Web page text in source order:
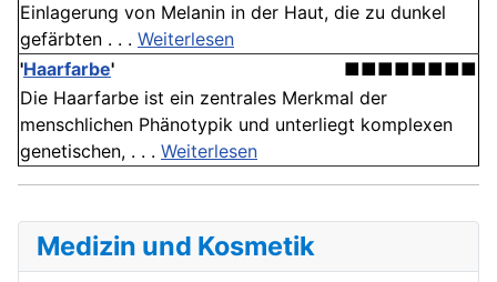
Einlagerung von Melanin in der Haut, die zu dunkel
gefärbten . . . Weiterlesen
'Haarfarbe'
■■■■■■■■
Die Haarfarbe ist ein zentrales Merkmal der
menschlichen Phänotypik und unterliegt komplexen
genetischen, . . . Weiterlesen
Medizin und Kosmetik